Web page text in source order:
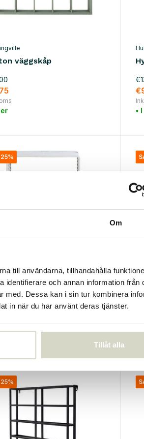
Om
till användarna, tillhandahålla
och annan information från
med. Dessa kan i sin tur kombinera
in när du har använt deras tjänster.
Tillåt alla
väggskåp
•
vitt